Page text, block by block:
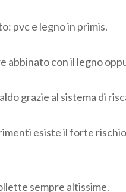
pvc e legno in primis.
abbinato con il legno
grazie al sistema di
esiste il forte
sempre altissime.